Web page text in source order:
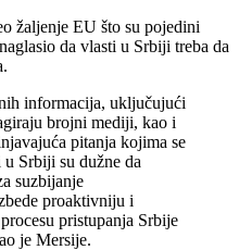
žaljenje EU što su pojedini
da vlasti u Srbiji treba da
informacija, uključujući
brojni mediji, kao i
pitanja kojima se
Srbiji su dužne da
suzbijanje
proaktivniju i
pristupanja Srbije
je Mersije.